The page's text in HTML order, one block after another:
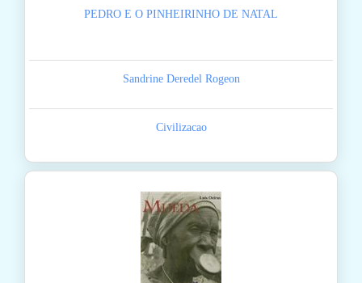
PEDRO E O PINHEIRINHO DE NATAL
Sandrine Deredel Rogeon
Civilizacao